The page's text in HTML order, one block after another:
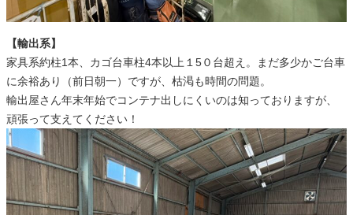
【輸出系】
家具系約柱1本、カゴ台車柱4本以上１5０台超え。まだ多少かご台車
に余裕あり（前日朝一）ですが、枯渇も時間の問題。
輸出屋さん年末年始でコンテナ出しにくいのは知っておりますが、
頑張って支えてください！